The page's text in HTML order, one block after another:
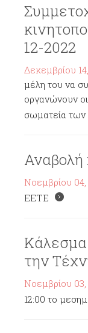
12-2022
Δεκεμβρίου
μέλη του να
οργανώνουν
σωματεία των
Αναβολή
Νοεμβρίου 04,
ΕΕΤΕ
Κάλεσμα
την
Νοεμβρίου 03,
12:00 το